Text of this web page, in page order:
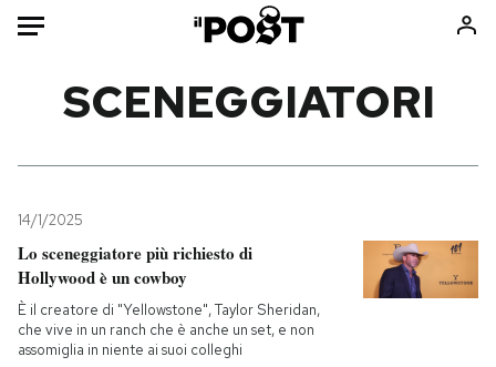
Mondo
Politica
Tecnologia
Internet
Scienza
Ok Boomer!
SCENEGGIATORI
14/1/2025
Lo sceneggiatore più richiesto di
Hollywood è un cowboy
È il creatore di "Yellowstone", Taylor Sheridan,
che vive in un ranch che è anche un set, e non
assomiglia in niente ai suoi colleghi